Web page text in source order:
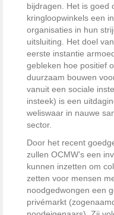
bijdragen. Het is goed
kringloopwinkels een
organisaties in hun
uitsluiting. Het doel
eerste instantie
gebleken hoe positief
duurzaam bouwen
vanuit een sociale
insteek) is een
weliswaar in nauwe
sector.
Door het recent
zullen OCMW’s een
kunnen inzetten om
zetten voor mensen
noodgedwongen een
privémarkt